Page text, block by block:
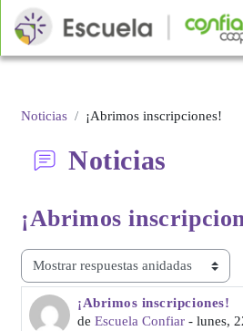
Salta al contenido principal
Noticias ¡Abrimos inscripciones!
Noticias
¡Abrimos
Mostrar modo
¡Abrimos inscripciones!
de Escuela Confiar - lunes,
Número de respuestas: 0